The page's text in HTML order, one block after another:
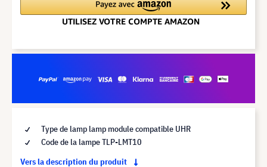
Type de lamp lamp module compatible UHR
Code de la lampe TLP-LMT10
Vers la description du produit